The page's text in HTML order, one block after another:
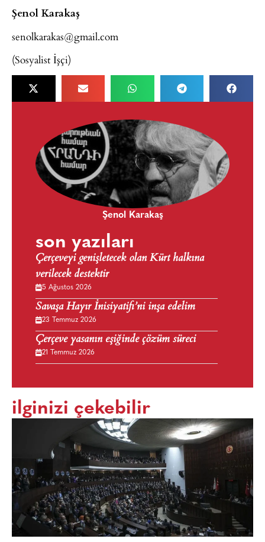
Şenol Karakaş
senolkarakas@gmail.com
(Sosyalist İşçi)
Şenol Karakaş
son yazıları
Çerçeveyi genişletecek olan Kürt halkına
verilecek destektir
5 Ağustos 2026
Savaşa Hayır İnisiyatifi’ni inşa edelim
23 Temmuz 2026
Çerçeve yasanın eşiğinde çözüm süreci
21 Temmuz 2026
ilginizi çekebilir